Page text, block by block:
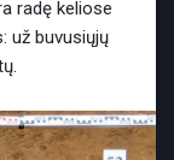
radę keliose
už buvusiųjų